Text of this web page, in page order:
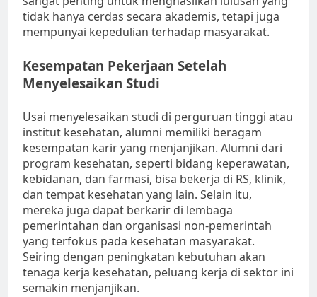
tidak hanya cerdas secara akademis, tetapi juga
mempunyai kepedulian terhadap masyarakat.
Kesempatan Pekerjaan Setelah
Menyelesaikan Studi
Usai menyelesaikan studi di perguruan tinggi atau
institut kesehatan, alumni memiliki beragam
kesempatan karir yang menjanjikan. Alumni dari
program kesehatan, seperti bidang keperawatan,
kebidanan, dan farmasi, bisa bekerja di RS, klinik,
dan tempat kesehatan yang lain. Selain itu,
mereka juga dapat berkarir di lembaga
pemerintahan dan organisasi non-pemerintah
yang terfokus pada kesehatan masyarakat.
Seiring dengan peningkatan kebutuhan akan
tenaga kerja kesehatan, peluang kerja di sektor ini
semakin menjanjikan.